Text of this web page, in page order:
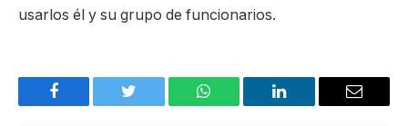
usarlos él y su grupo de funcionarios.
Facebook Twitter WhatsApp LinkedIn Email